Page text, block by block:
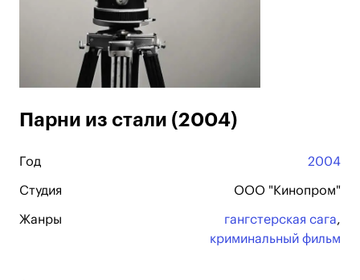
Парни из стали (2004)
Год 2004
Студия ООО "Кинопром"
Жанры гангстерская сага,
криминальный фильм